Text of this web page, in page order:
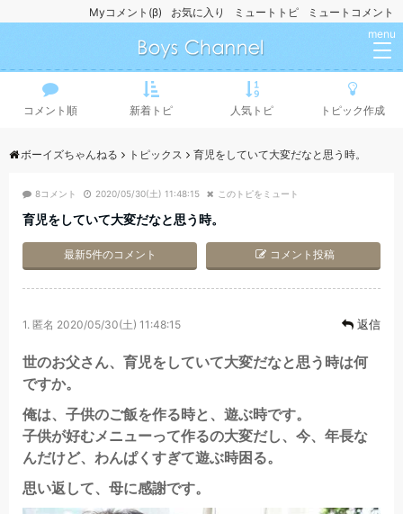
ミュートコメント
ミュートトピ
お気に入り
Myコメント(β)
menu
コメント順 新着トピ 人気トピ トピック作成
ボーイズちゃんねる トピックス 育児をしていて大変だなと思う時。
8コメント 2020/05/30(土) 11:48:15 このトピをミュート
育児をしていて大変だなと思う時。
コメント投稿
最新5件のコメント
1. 匿名 2020/05/30(土) 11:48:15 返信
世のお父さん、育児をしていて大変だなと思う時は何
ですか。
俺は、子供のご飯を作る時と、遊ぶ時です。
子供が好むメニューって作るの大変だし、今、年長な
んだけど、わんぱくすぎて遊ぶ時困る。
思い返して、母に感謝です。